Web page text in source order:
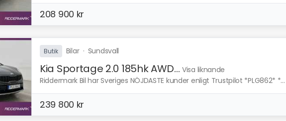
208 900 kr
Butik Bilar· Sundsvall
Kia Sportage 2.0 185hk AWD... Visa liknande
Riddermark Bil har Sveriges NÖJDASTE kunder enligt Trustpilot *PLG862* *...
239 800 kr